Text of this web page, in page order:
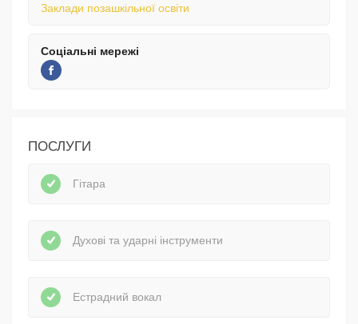
Заклади позашкільної освіти
Соціальні мережі
ПОСЛУГИ
Гітара
Духові та ударні інструменти
Естрадний вокал